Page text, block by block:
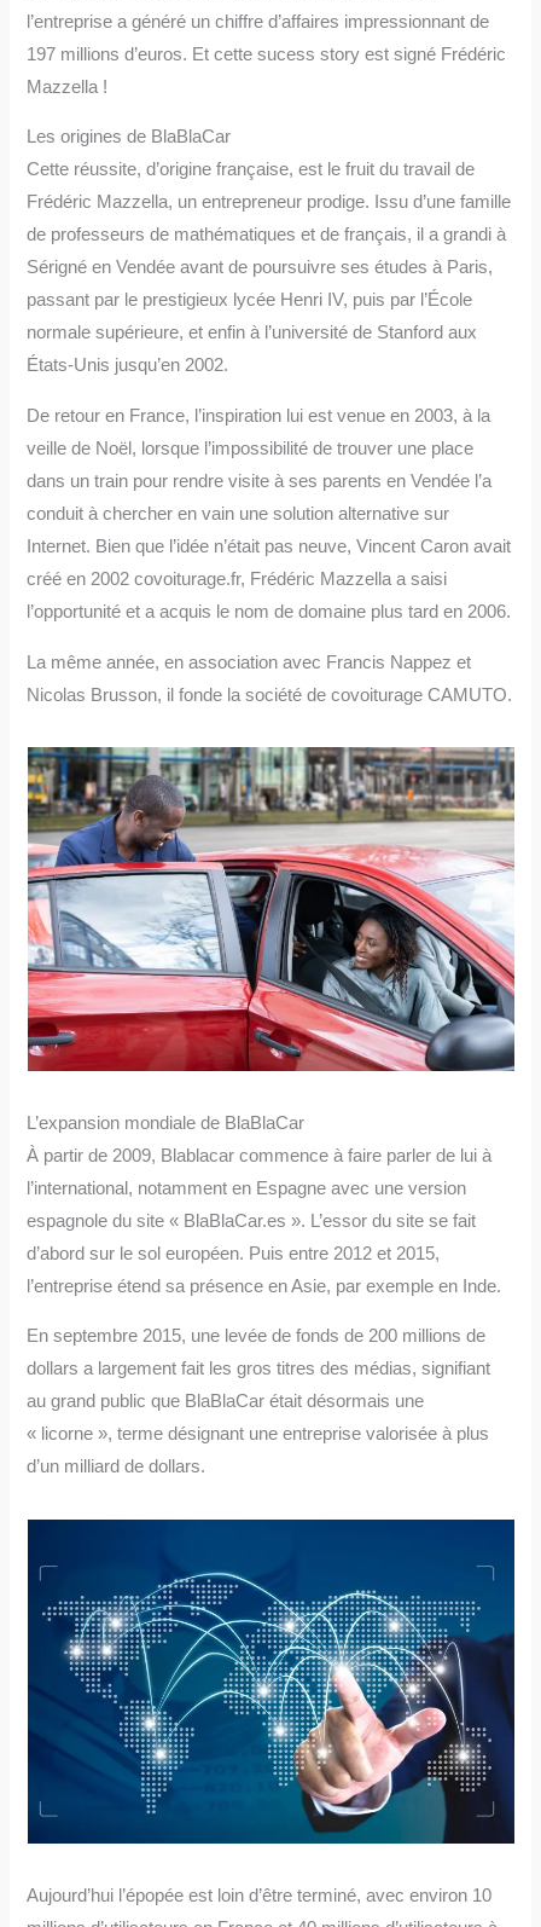
l’entreprise a généré un chiffre d’affaires impressionnant de
197 millions d’euros. Et cette sucess story est signé Frédéric
Mazzella !
Les origines de BlaBlaCar
Cette réussite, d’origine française, est le fruit du travail de
Frédéric Mazzella, un entrepreneur prodige. Issu d’une famille
de professeurs de mathématiques et de français, il a grandi à
Sérigné en Vendée avant de poursuivre ses études à Paris,
passant par le prestigieux lycée Henri IV, puis par l’École
normale supérieure, et enfin à l’université de Stanford aux
États-Unis jusqu’en 2002.
De retour en France, l’inspiration lui est venue en 2003, à la
veille de Noël, lorsque l’impossibilité de trouver une place
dans un train pour rendre visite à ses parents en Vendée l’a
conduit à chercher en vain une solution alternative sur
Internet. Bien que l’idée n’était pas neuve, Vincent Caron avait
créé en 2002 covoiturage.fr, Frédéric Mazzella a saisi
l’opportunité et a acquis le nom de domaine plus tard en 2006.
La même année, en association avec Francis Nappez et
Nicolas Brusson, il fonde la société de covoiturage CAMUTO.
L’expansion mondiale de BlaBlaCar
À partir de 2009, Blablacar commence à faire parler de lui à
l’international, notamment en Espagne avec une version
espagnole du site « BlaBlaCar.es ». L’essor du site se fait
d’abord sur le sol européen. Puis entre 2012 et 2015,
l’entreprise étend sa présence en Asie, par exemple en Inde.
En septembre 2015, une levée de fonds de 200 millions de
dollars a largement fait les gros titres des médias, signifiant
au grand public que BlaBlaCar était désormais une
« licorne », terme désignant une entreprise valorisée à plus
d’un milliard de dollars.
Aujourd’hui l’épopée est loin d’être terminé, avec environ 10